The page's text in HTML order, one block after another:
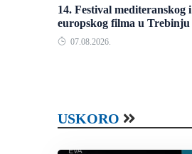
14. Festival mediteranskog i
europskog filma u Trebinju
07.08.2026.
USKORO